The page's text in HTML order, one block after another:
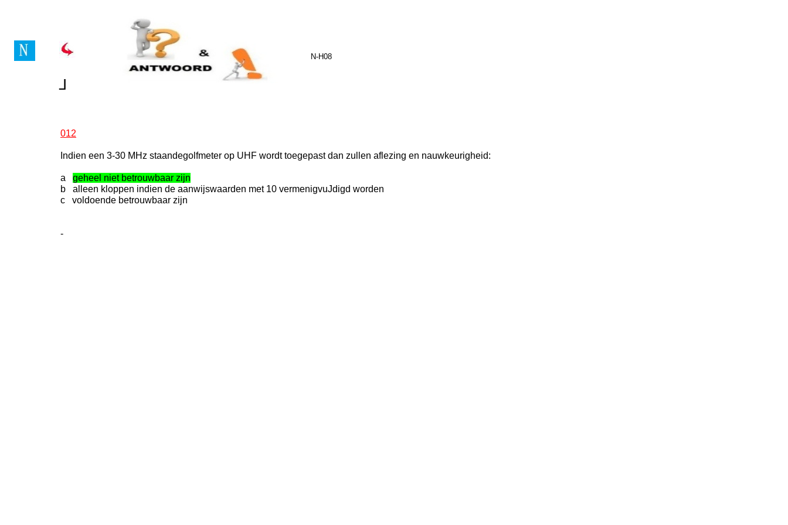
012
Indien een 3-30 MHz staandegolfmeter op UHF wordt toegepast dan zullen aflezing en nauwkeurigheid:
a geheel niet betrouwbaar zijn
b alleen kloppen indien de aanwijswaarden met 10 vermenigvuJdigd worden
c voldoende betrouwbaar zijn
-
┘
Vragenboek Novice Licence
┘
N-H08